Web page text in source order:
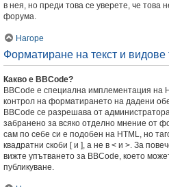
в нея, но преди това се уверете, че това
форума.
Нагоре
Форматиране на текст и видове
Какво е BBCode?
BBCode е специална имплементация на
контрол на форматирането на дадени
BBCode се разрешава от
забранено за всяко отделно мнение от
сам по себе си е подобен на HTML, но
квадратни скоби [ и ], а не в < и >. За
вижте упътването за BBCode, което
публикуване.